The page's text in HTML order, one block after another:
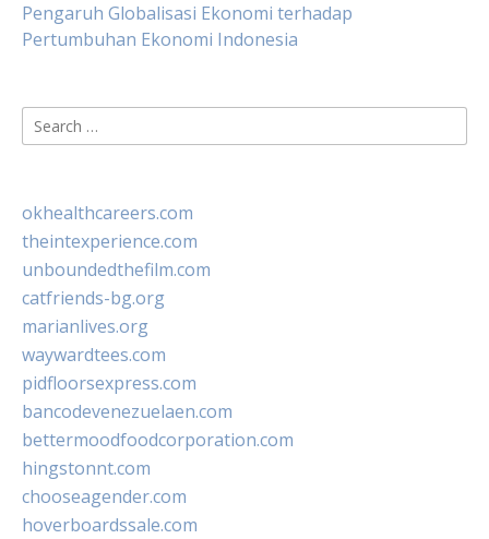
Pengaruh Globalisasi Ekonomi terhadap
Pertumbuhan Ekonomi Indonesia
Search
for:
okhealthcareers.com
theintexperience.com
unboundedthefilm.com
catfriends-bg.org
marianlives.org
waywardtees.com
pidfloorsexpress.com
bancodevenezuelaen.com
bettermoodfoodcorporation.com
hingstonnt.com
chooseagender.com
hoverboardssale.com